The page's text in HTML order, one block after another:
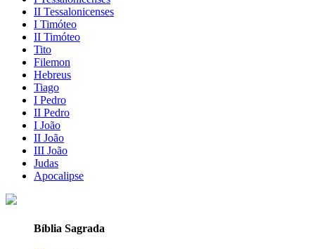
II Tessalonicenses
I Timóteo
II Timóteo
Tito
Filemon
Hebreus
Tiago
I Pedro
II Pedro
I João
II João
III João
Judas
Apocalipse
Bíblia Sagrada